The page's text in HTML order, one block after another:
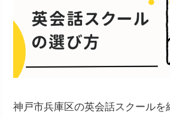
神戸市兵庫区の英会話スクールを